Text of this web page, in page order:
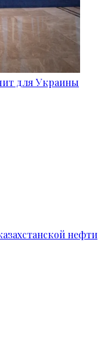
для Украины
нефти